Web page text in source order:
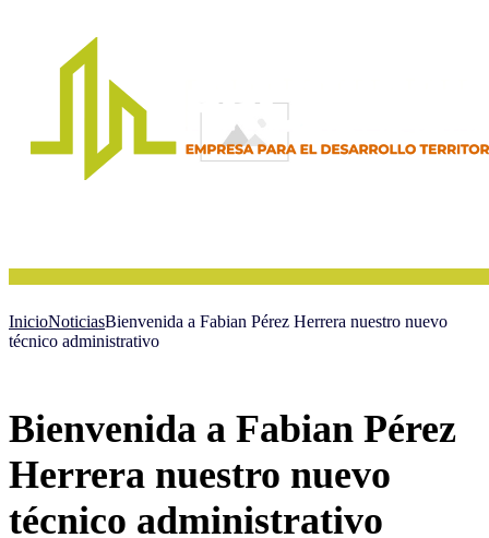
InicioNoticiasBienvenida a Fabian Pérez Herrera nuestro nuevo
técnico administrativo
Bienvenida a Fabian Pérez
Herrera nuestro nuevo
técnico administrativo